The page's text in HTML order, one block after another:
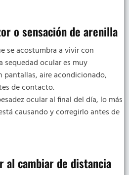
o sensación de arenilla
se acostumbra a vivir con
sequedad ocular es muy
pantallas, aire acondicionado,
de contacto.
ocular al final del día, lo más
causando y corregirlo antes de
al cambiar de distancia